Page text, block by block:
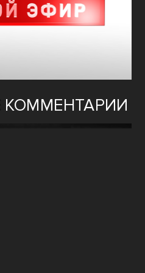
КОММЕНТАРИИ